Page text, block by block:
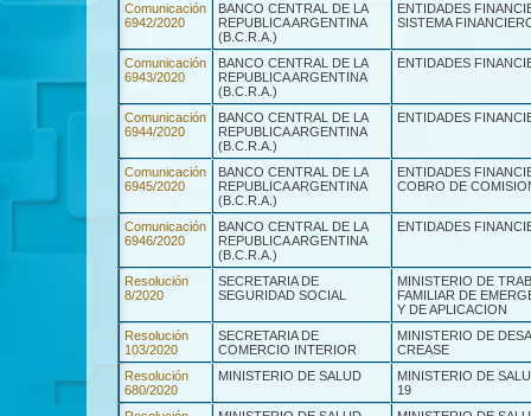
Comunicación
6942/2020
BANCO CENTRAL DE LA
REPUBLICA ARGENTINA
(B.C.R.A.)
ENTIDADES
SISTEMA
Comunicación
6943/2020
BANCO CENTRAL DE LA
REPUBLICA ARGENTINA
(B.C.R.A.)
ENTIDADES
Comunicación
6944/2020
BANCO CENTRAL DE LA
REPUBLICA ARGENTINA
(B.C.R.A.)
ENTIDADES
Comunicación
6945/2020
BANCO CENTRAL DE LA
REPUBLICA ARGENTINA
(B.C.R.A.)
ENTIDADES
COBRO DE
Comunicación
6946/2020
BANCO CENTRAL DE LA
REPUBLICA ARGENTINA
(B.C.R.A.)
ENTIDADES
Resolución
8/2020
SECRETARIA DE
SEGURIDAD SOCIAL
MINISTERIO DE
FAMILIAR DE
Y DE APLICACION
Resolución
103/2020
SECRETARIA DE
COMERCIO INTERIOR
MINISTERIO DE
CREASE
Resolución
680/2020
MINISTERIO DE SALUD
MINISTERIO DE
19